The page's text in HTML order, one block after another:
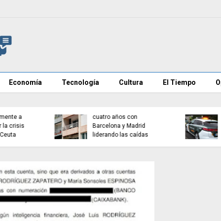
Economía Tecnología Cultura El Tiempo
Investigan mensajes en
redes contra vecinos de
Cadena perpetua para el
autor del atropello